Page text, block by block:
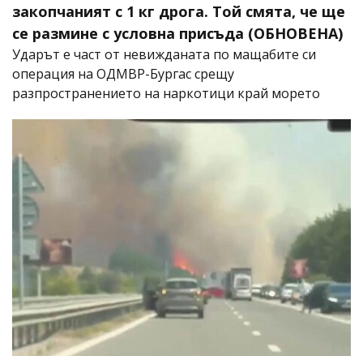
закопчаният с 1 кг дрога. Той смята, че ще
се размине с условна присъда (ОБНОВЕНА)
Ударът е част от невижданата по мащабите си
операция на ОДМВР-Бургас срещу
разпространението на наркотици край морето